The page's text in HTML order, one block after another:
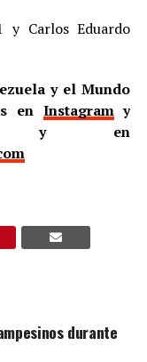
y Carlos Eduardo
y el Mundo
en Instagramy
en
durante